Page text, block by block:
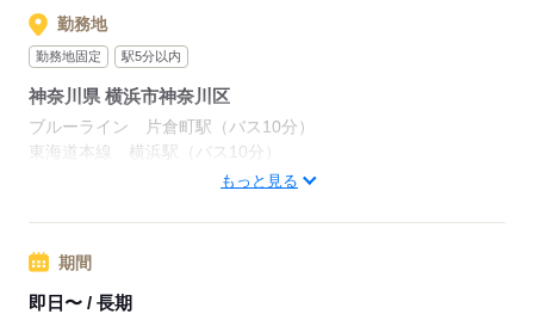
勤務地
勤務地固定 駅5分以内
神奈川県 横浜市神奈川区
ブルーライン 片倉町駅（バス10分）
東海道本線 横浜駅（バス10分）
ブルーライン 岸根公園駅
バイク通勤OKです！
周辺情報：
横浜市神奈川区三枚町付近になります！
もっと見る
期間
即日〜 / 長期